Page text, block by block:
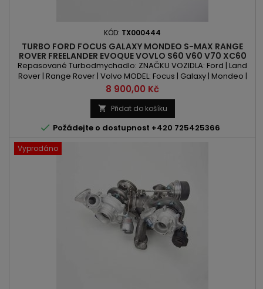
KÓD: TX000444
TURBO FORD FOCUS GALAXY MONDEO S-MAX RANGE
ROVER FREELANDER EVOQUE VOVLO S60 V60 V70 XC60
2.0 T
Repasované Turbodmychadlo: ZNAČKU VOZIDLA: Ford | Land
Rover | Range Rover | Volvo MODEL: Focus | Galaxy | Mondeo |
S-Max | Freelander | Evoque | S60 | V60 | V70 | XC60 KÓD
MOTORU: R9DA | R9DB | R9DC | R9DD | TNBA | TNWA | TNWB | TPBA
| TPWA | 204PT | B 4204 T6 | B 4204 T7 OBSAH: 1999ccm | 2.0 ST |
2.0 SCTi | 2.0 EcoBoost | 2.0 Si | 2.0 T VÝKON:...
Cena
8 900,00 Kč
 Přidat do košíku
 Požádejte o dostupnost +420 725425366
Vyprodáno